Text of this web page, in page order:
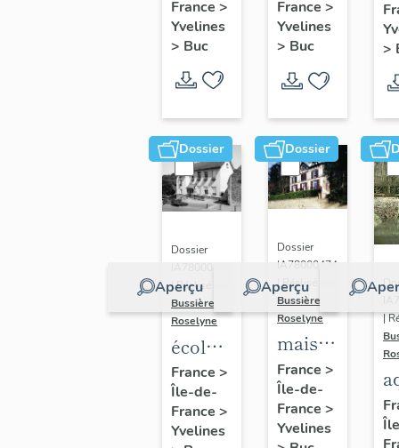
France >
Yvelines
> Buc
France >
Yvelines
> Buc
>
Dossier
Aperçu
Dossier
| Réalisé par
Bussière
Roselyne
école
primaire
de
filles,
France >
Île-de-
France >
Yvelines
Dossier
Aperçu
Dossier
IA78000474
| Réalisé par
Bussière
Roselyne
maison
dite
villa
Saint
Marie
France >
Île-de-
France >
Yvelines
|